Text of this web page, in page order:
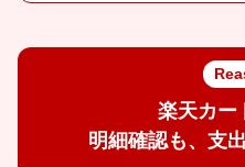
楽天カー
明細確認も、支